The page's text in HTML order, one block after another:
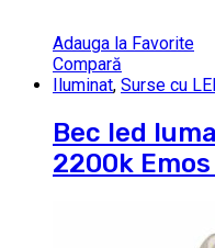
Adauga la Favorite
Compară
Iluminat, Surse cu
Bec led
2200k